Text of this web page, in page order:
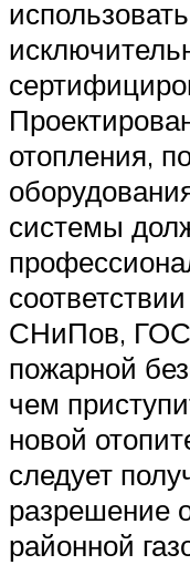
отопления,
системы
СНиПов,
пожарной
чем
новой
следует
разрешение
районной